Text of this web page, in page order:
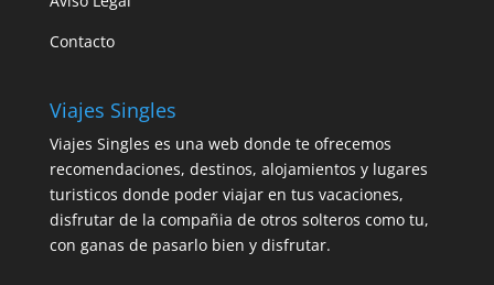
Contacto
Viajes Singles
Viajes Singles es una web donde te ofrecemos
recomendaciones, destinos, alojamientos y lugares
turisticos donde poder viajar en tus vacaciones,
disfrutar de la compañia de otros solteros como tu,
con ganas de pasarlo bien y disfrutar.